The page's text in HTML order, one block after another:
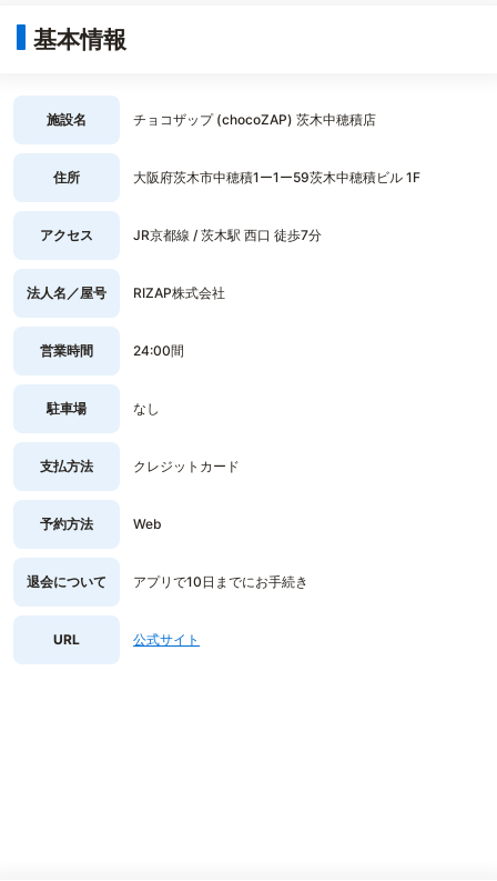
基本情報
施設名 チョコザップ (chocoZAP) 茨木中穂積店
住所 大阪府茨木市中穂積1ー1ー59茨木中穂積ビル 1F
アクセス JR京都線 / 茨木駅 西口 徒歩7分
法人名／屋号 RIZAP株式会社
営業時間 24:00間
駐車場 なし
支払方法 クレジットカード
予約方法 Web
退会について アプリで10日までにお手続き
URL 公式サイト